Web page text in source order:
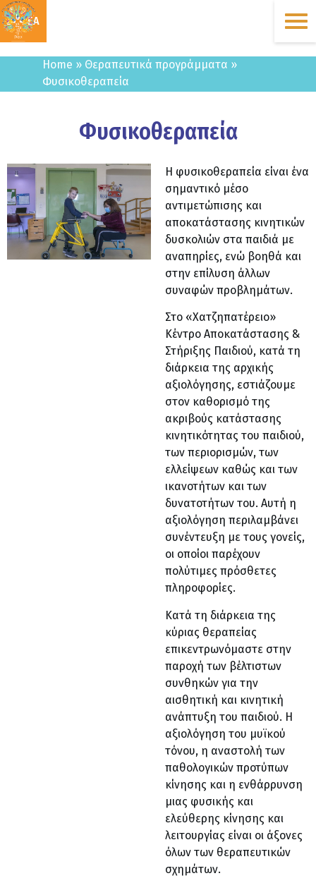
ΔΩΡΕΑ
Home » Θεραπευτικά προγράμματα »
Φυσικοθεραπεία
Φυσικοθεραπεία
Η φυσικοθεραπεία είναι ένα
σημαντικό μέσο
αντιμετώπισης και
αποκατάστασης κινητικών
δυσκολιών στα παιδιά με
αναπηρίες, ενώ βοηθά και
στην επίλυση άλλων
συναφών προβλημάτων.
Στο «Χατζηπατέρειο»
Κέντρο Αποκατάστασης &
Στήριξης Παιδιού, κατά τη
διάρκεια της αρχικής
αξιολόγησης, εστιάζουμε
στον καθορισμό της
ακριβούς κατάστασης
κινητικότητας του παιδιού,
των περιορισμών, των
ελλείψεων καθώς και των
ικανοτήτων και των
δυνατοτήτων του. Αυτή η
αξιολόγηση περιλαμβάνει
συνέντευξη με τους γονείς,
οι οποίοι παρέχουν
πολύτιμες πρόσθετες
πληροφορίες.
Κατά τη διάρκεια της
κύριας θεραπείας
επικεντρωνόμαστε στην
παροχή των βέλτιστων
συνθηκών για την
αισθητική και κινητική
ανάπτυξη του παιδιού. Η
αξιολόγηση του μυϊκού
τόνου, η αναστολή των
παθολογικών προτύπων
κίνησης και η ενθάρρυνση
μιας φυσικής και
ελεύθερης κίνησης και
λειτουργίας είναι οι άξονες
όλων των θεραπευτικών
σχημάτων.